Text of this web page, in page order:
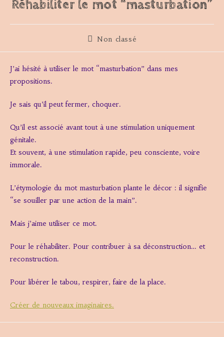
Réhabiliter le mot “masturbation”
PostNon classé
J’ai hésité à utiliser le mot “masturbation” dans mes
propositions.
Je sais qu’il peut fermer, choquer.
Qu’il est associé avant tout à une stimulation uniquement
génitale.
Et souvent, à une stimulation rapide, peu consciente, voire
immorale.
L’étymologie du mot masturbation plante le décor : il signifie
“se souiller par une action de la main”.
Mais j’aime utiliser ce mot.
Pour le réhabiliter. Pour contribuer à sa déconstruction… et
reconstruction.
Pour libérer le tabou, respirer, faire de la place.
Créer de nouveaux imaginaires.